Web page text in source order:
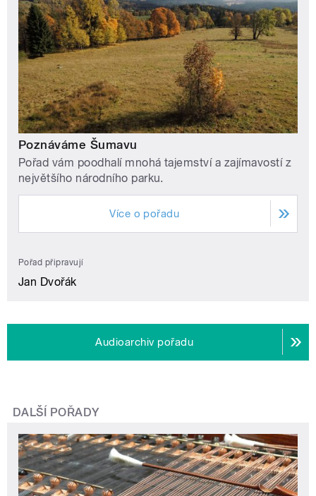
Poznáváme Šumavu
Pořad vám poodhalí mnohá tajemství a zajímavostí z
největšího národního parku.
Více o pořadu
Pořad připravují
Jan Dvořák
Audioarchiv pořadu
DALŠÍ POŘADY